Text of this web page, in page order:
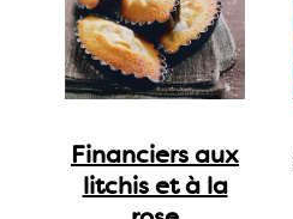
Financiers aux
litchis et à la